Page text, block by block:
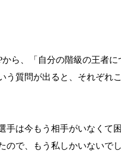
から、「自分の階級の王者に
う質問が出ると、それぞれ
手は今もう相手がいなくて
ので、もう私しかいないで